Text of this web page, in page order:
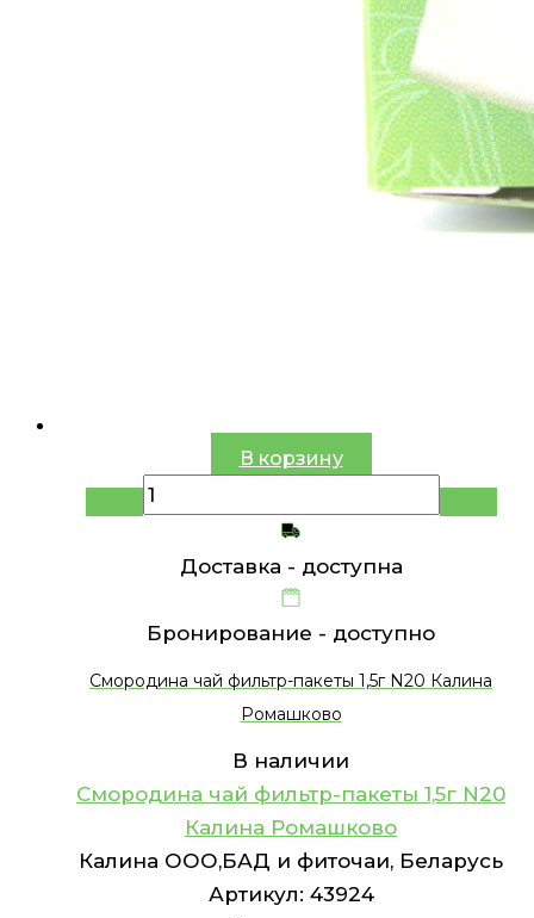
В корзину
Доставка - доступна
Бронирование - доступно
Смородина чай фильтр-пакеты 1,5г N20 Калина
Ромашково
В наличии
Смородина чай фильтр-пакеты 1,5г N20
Калина Ромашково
Калина ООО,БАД и фиточаи, Беларусь
Артикул: 43924